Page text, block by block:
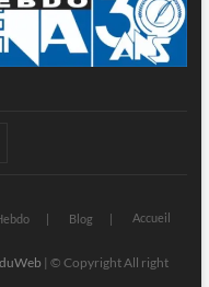
Blog Accueil
| © Copyright All right